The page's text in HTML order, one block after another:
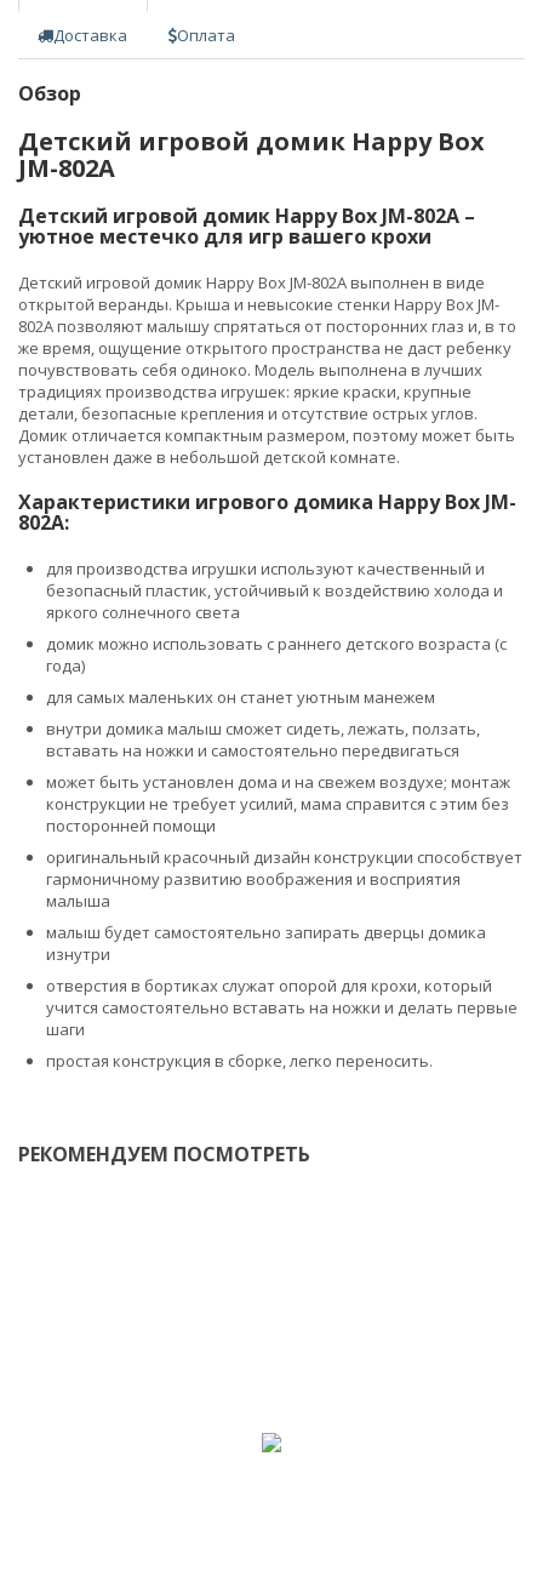
Доставка Оплата
Обзор
Детский игровой домик Happy Box
JM-802A
Детский игровой домик Happy Box JM-802A –
уютное местечко для игр вашего крохи
Детский игровой домик Happy Box JM-802A выполнен в виде
открытой веранды. Крыша и невысокие стенки Happy Box JM-
802A позволяют малышу спрятаться от посторонних глаз и, в то
же время, ощущение открытого пространства не даст ребенку
почувствовать себя одиноко. Модель выполнена в лучших
традициях производства игрушек: яркие краски, крупные
детали, безопасные крепления и отсутствие острых углов.
Домик отличается компактным размером, поэтому может быть
установлен даже в небольшой детской комнате.
Характеристики игрового домика Happy Box JM-
802A:
для производства игрушки используют качественный и
безопасный пластик, устойчивый к воздействию холода и
яркого солнечного света
домик можно использовать с раннего детского возраста (с
года)
для самых маленьких он станет уютным манежем
внутри домика малыш сможет сидеть, лежать, ползать,
вставать на ножки и самостоятельно передвигаться
может быть установлен дома и на свежем воздухе; монтаж
конструкции не требует усилий, мама справится с этим без
посторонней помощи
оригинальный красочный дизайн конструкции способствует
гармоничному развитию воображения и восприятия
малыша
малыш будет самостоятельно запирать дверцы домика
изнутри
отверстия в бортиках служат опорой для крохи, который
учится самостоятельно вставать на ножки и делать первые
шаги
простая конструкция в сборке, легко переносить.
РЕКОМЕНДУЕМ ПОСМОТРЕТЬ